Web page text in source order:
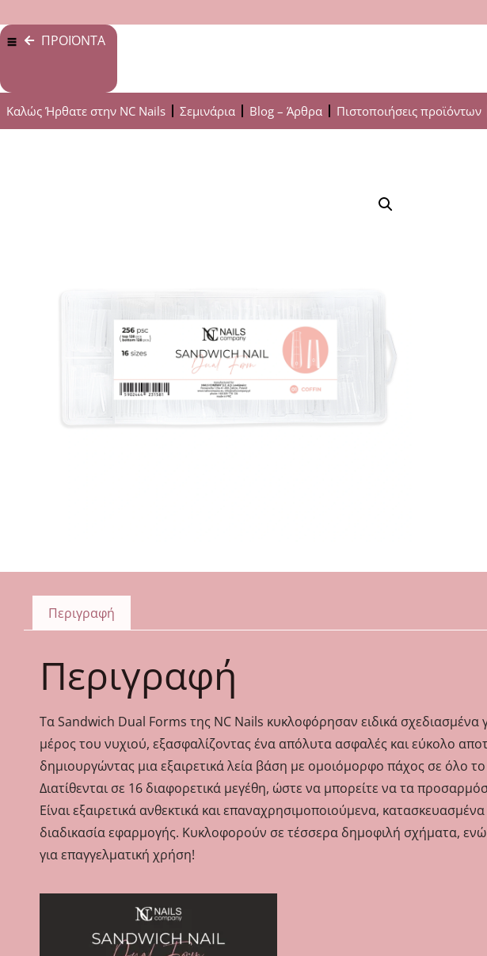
ΠΡΟΪΟΝΤΑ
Καλώς Ήρθατε στην NC Nails Σεμινάρια Blog – Άρθρα Πιστοποιήσεις προϊόντων
Περιγραφή
Περιγραφή
Τα Sandwich Dual Forms της NC Nails κυκλοφόρησαν ειδικά
μέρος του νυχιού, εξασφαλίζοντας ένα απόλυτα ασφαλές και εύκολο
δημιουργώντας μια εξαιρετικά λεία βάση με ομοιόμορφο πάχος σε όλο
Διατίθενται σε 16 διαφορετικά μεγέθη, ώστε να μπορείτε να τα
Είναι εξαιρετικά ανθεκτικά και επαναχρησιμοποιούμενα,
διαδικασία εφαρμογής. Κυκλοφορούν σε τέσσερα δημοφιλή σχήματα,
για επαγγελματική χρήση!